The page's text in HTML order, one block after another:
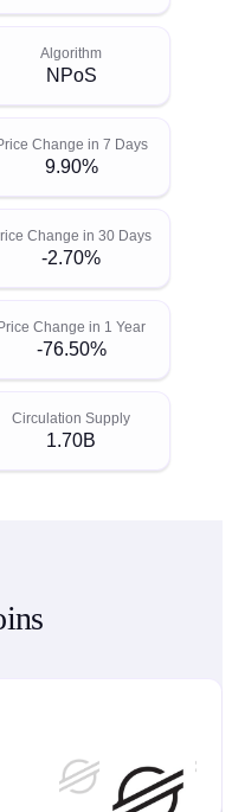
Algorithm
NPoS
Change in 7 Days
9.90%
Change in 30 Days
-2.70%
Price Change in 1 Year
-76.50%
Circulation Supply
1.70B